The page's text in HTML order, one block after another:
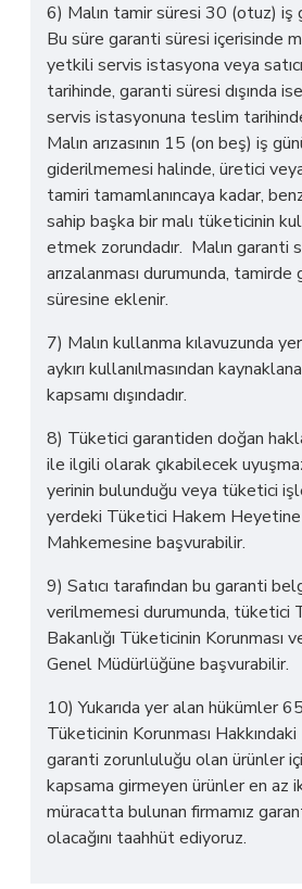
6) Malın tamir süresi 30 (otuz) iş
Bu süre garanti süresi içerisinde
yetkili servis istasyona veya
tarihinde, garanti süresi dışında
servis istasyonuna teslim
Malın arızasının 15 (on beş) iş
giderilmemesi halinde, üretici
tamiri tamamlanıncaya kadar,
sahip başka bir malı tüketicinin
etmek zorundadır. Malın garanti
arızalanması durumunda,
süresine eklenir.
7) Malın kullanma kılavuzunda
aykırı kullanılmasından
kapsamı dışındadır.
8) Tüketici garantiden doğan
ile ilgili olarak çıkabilecek
yerinin bulunduğu veya tüketici
yerdeki Tüketici Hakem
Mahkemesine başvurabilir.
9) Satıcı tarafından bu garanti
verilmemesi durumunda, tüketici
Bakanlığı Tüketicinin Korunması
Genel Müdürlüğüne başvurabilir.
10) Yukarıda yer alan hükümler
Tüketicinin Korunması
garanti zorunluluğu olan ürünler
kapsama girmeyen ürünler en az
müracatta bulunan firmamız
olacağını taahhüt ediyoruz.